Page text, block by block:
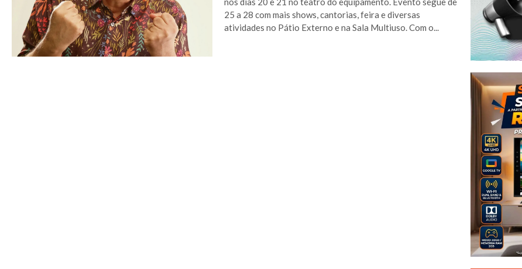
25 a 28 com mais shows, cantorias, feira e diversas
atividades no Pátio Externo e na Sala Multiuso. Com o...